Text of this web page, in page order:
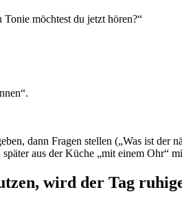
möchtest du jetzt hören?“
dann Fragen stellen („Was ist der
aus der Küche „mit einem Ohr“
wird der Tag